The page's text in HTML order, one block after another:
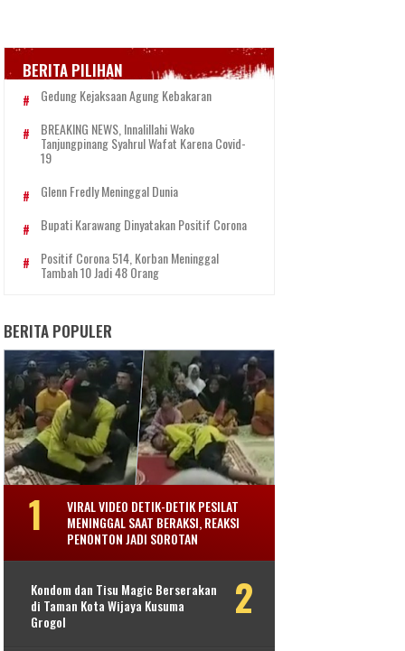
BERITA PILIHAN
Gedung Kejaksaan Agung Kebakaran
BREAKING NEWS, Innalillahi Wako
Tanjungpinang Syahrul Wafat Karena Covid-
19
Glenn Fredly Meninggal Dunia
Bupati Karawang Dinyatakan Positif Corona
Positif Corona 514, Korban Meninggal
Tambah 10 Jadi 48 Orang
BERITA POPULER
VIRAL VIDEO DETIK-DETIK PESILAT
MENINGGAL SAAT BERAKSI, REAKSI
PENONTON JADI SOROTAN
Kondom dan Tisu Magic Berserakan
di Taman Kota Wijaya Kusuma
Grogol